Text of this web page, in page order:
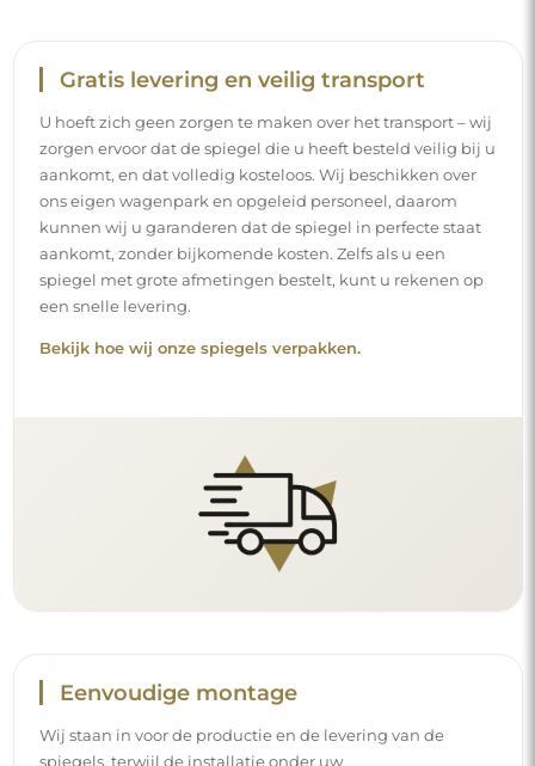
Gratis levering en veilig transport
U hoeft zich geen zorgen te maken over het transport – wij
zorgen ervoor dat de spiegel die u heeft besteld veilig bij u
aankomt, en dat volledig kosteloos. Wij beschikken over
ons eigen wagenpark en opgeleid personeel, daarom
kunnen wij u garanderen dat de spiegel in perfecte staat
aankomt, zonder bijkomende kosten. Zelfs als u een
spiegel met grote afmetingen bestelt, kunt u rekenen op
een snelle levering.
Bekijk hoe wij onze spiegels verpakken.
Eenvoudige montage
Wij staan in voor de productie en de levering van de
spiegels, terwijl de installatie onder uw